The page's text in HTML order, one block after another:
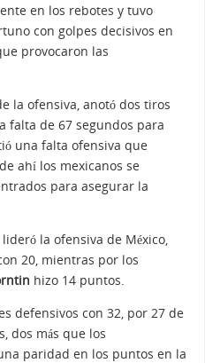
en los rebotes y tuvo
con golpes decisivos en
provocaron las
la ofensiva, anotó dos tiros
falta de 67 segundos para
una falta ofensiva que
ahí los mexicanos se
para asegurar la
la ofensiva de México,
20, mientras por los
hizo 14 puntos.
defensivos con 32, por 27 de
dos más que los
paridad en los puntos en la